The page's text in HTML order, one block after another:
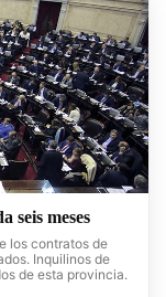
seis meses
los contratos de
Inquilinos de
de esta provincia.